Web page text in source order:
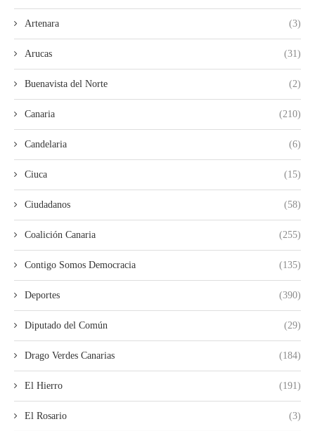
Artenara (3)
Arucas (31)
Buenavista del Norte (2)
Canaria (210)
Candelaria (6)
Ciuca (15)
Ciudadanos (58)
Coalición Canaria (255)
Contigo Somos Democracia (135)
Deportes (390)
Diputado del Común (29)
Drago Verdes Canarias (184)
El Hierro (191)
El Rosario (3)